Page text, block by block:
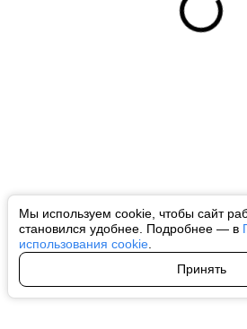
Мы используем cookie, чтобы сайт
становился удобнее. Подробнее — в
использования cookie
Принять